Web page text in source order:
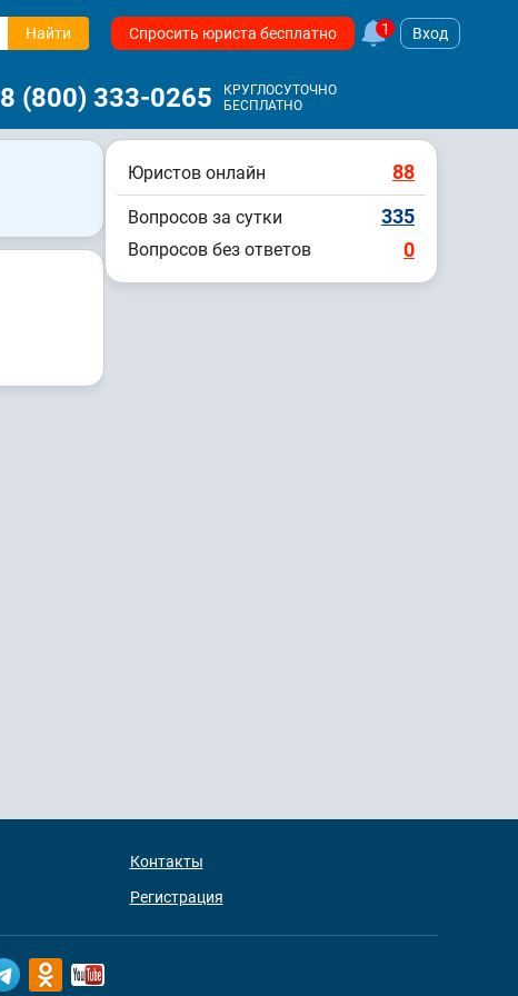
Найти Спросить юриста бесплатно 1 Вход
8 (800) 333-0265
КРУГЛОСУТОЧНО
БЕСПЛАТНО
Юристов онлайн 88
Вопросов за сутки 335
Вопросов без ответов 0
Контакты
Регистрация